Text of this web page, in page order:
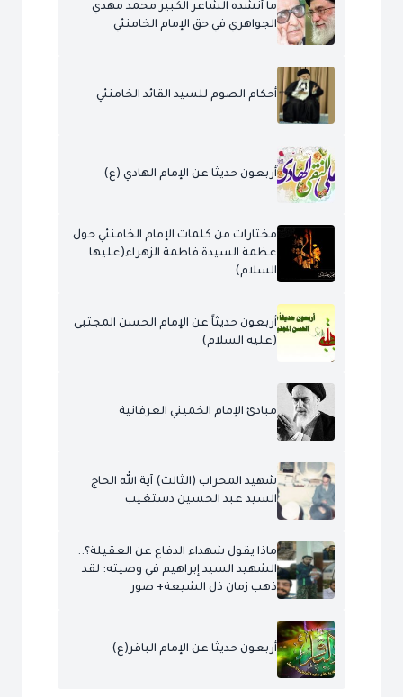
ما أنشده الشاعر الكبير محمد مهدي
الجواهري في حق الإمام الخامنئي
أحكام الصوم للسيد القائد الخامنئي
أربعون حديثا عن الإمام الهادي (ع)
مختارات من كلمات الإمام الخامنئي حول
عظمة السيدة فاطمة الزهراء(عليها
السلام)
أربعون حديثاً عن الإمام الحسن المجتبى
(عليه السلام)
مبادئ الإمام الخميني العرفانية
شهيد المحراب (الثالث) آية الله الحاج
السيد عبد الحسين دستغيب
ماذا يقول شهداء الدفاع عن العقيلة؟..
الشهيد السيد إبراهيم في وصيته: لقد
ذهب زمان ذل الشيعة+ صور
أربعون حديثا عن الإمام الباقر(ع)